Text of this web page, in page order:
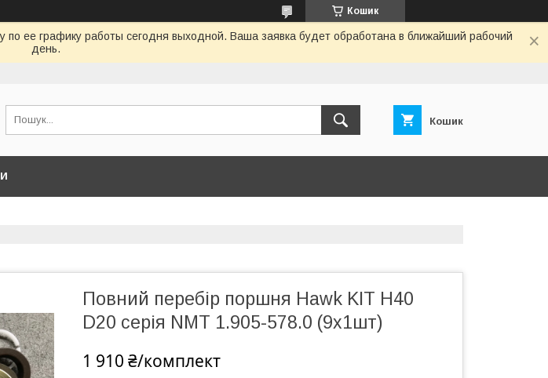
Кошик
ее графику работы сегодня выходной. Ваша заявка будет обработана в ближайший рабочий
день.
Кошик
Повний перебір поршня Hawk KIT H40
D20 серія NMT 1.905-578.0 (9x1шт)
1 910 ₴/комплект